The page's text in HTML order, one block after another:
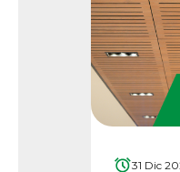
31 Dic